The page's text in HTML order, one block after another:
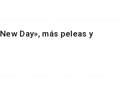
Day», más peleas y